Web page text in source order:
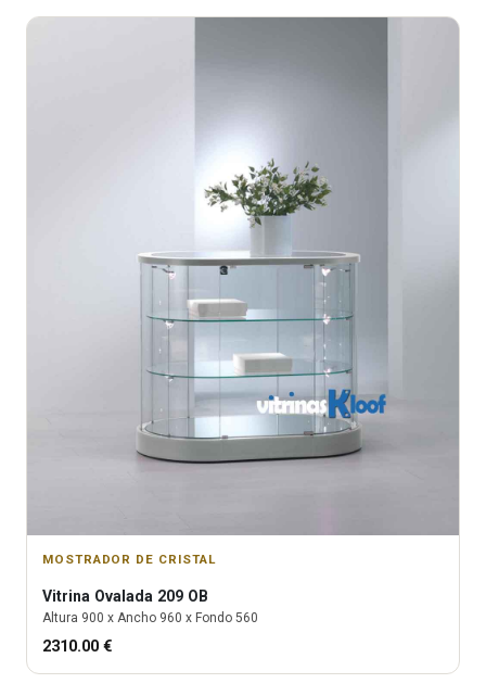
MOSTRADOR DE CRISTAL
Vitrina Ovalada 209 OB
Altura 900 x Ancho 960 x Fondo 560
2310.00 €